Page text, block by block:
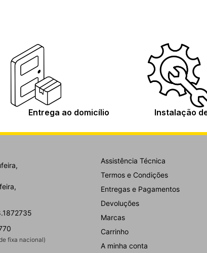
Entrega ao domicílio Instalação
fixa nacional)
Assistência Técnica
Termos e Condições
Entregas e Pagamentos
Devoluções
Marcas
Carrinho
A minha conta